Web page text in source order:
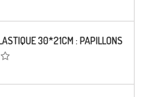
30*21CM : PAPILLONS